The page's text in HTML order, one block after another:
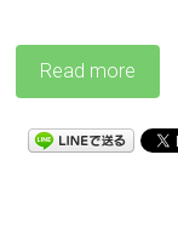
Read more